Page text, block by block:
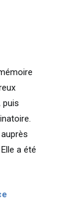
puis
a été